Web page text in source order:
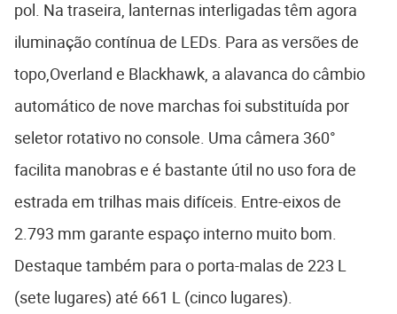
pol. Na traseira, lanternas interligadas têm agora
iluminação contínua de LEDs. Para as versões de
topo,Overland e Blackhawk, a alavanca do câmbio
automático de nove marchas foi substituída por
seletor rotativo no console. Uma câmera 360°
facilita manobras e é bastante útil no uso fora de
estrada em trilhas mais difíceis. Entre-eixos de
2.793 mm garante espaço interno muito bom.
Destaque também para o porta-malas de 223 L
(sete lugares) até 661 L (cinco lugares).